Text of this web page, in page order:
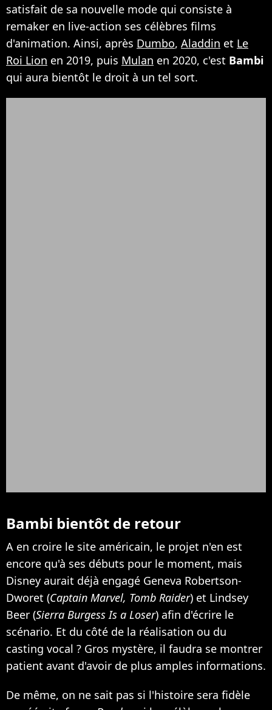
satisfait de sa nouvelle mode qui consiste à
remaker en live-action ses célèbres films
d'animation. Ainsi, après Dumbo, Aladdin et Le
Roi Lion en 2019, puis Mulan en 2020, c'est Bambi
qui aura bientôt le droit à un tel sort.
Bambi bientôt de retour
A en croire le site américain, le projet n'en est
encore qu'à ses débuts pour le moment, mais
Disney aurait déjà engagé Geneva Robertson-
Dworet (Captain Marvel, Tomb Raider) et Lindsey
Beer (Sierra Burgess Is a Loser) afin d'écrire le
scénario. Et du côté de la réalisation ou du
casting vocal ? Gros mystère, il faudra se montrer
patient avant d'avoir de plus amples informations.
De même, on ne sait pas si l'histoire sera fidèle